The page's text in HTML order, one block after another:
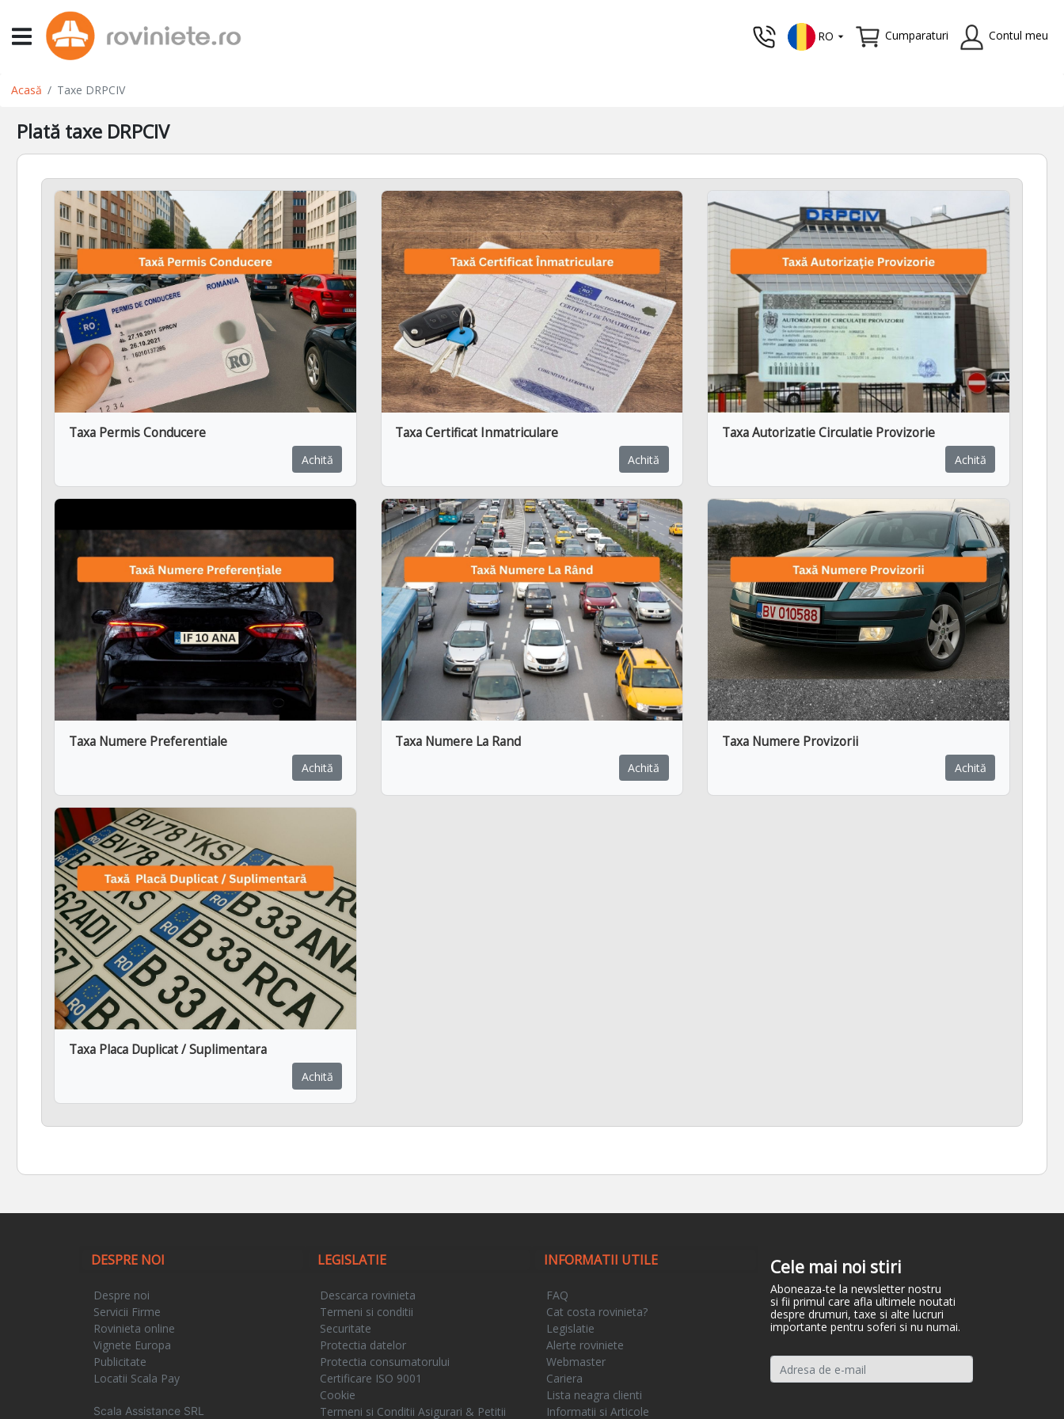
RO Cumparaturi Contul meu
Acasă Taxe DRPCIV
Plată taxe DRPCIV
Taxa Permis Conducere
Achită
Taxa Certificat Inmatriculare
Achită
Taxa Autorizatie Circulatie Provizorie
Achită
Taxa Numere Preferentiale
Achită
Taxa Numere La Rand
Achită
Taxa Numere Provizorii
Achită
Taxa Placa Duplicat / Suplimentara
Achită
DESPRE NOI
Despre noi
Servicii Firme
Rovinieta online
Vignete Europa
Publicitate
Locatii Scala Pay
Scala Assistance SRL
LEGISLATIE
Descarca rovinieta
Termeni si conditii
Securitate
Protectia datelor
Protectia consumatorului
Certificare ISO 9001
Cookie
Termeni si Conditii Asigurari & Petitii
INFORMATII UTILE
FAQ
Cat costa rovinieta?
Legislatie
Alerte roviniete
Webmaster
Cariera
Lista neagra clienti
Informatii si Articole
Cele mai noi stiri
Aboneaza-te la newsletter nostru
si fii primul care afla ultimele noutati
despre drumuri, taxe si alte lucruri
importante pentru soferi si nu numai.